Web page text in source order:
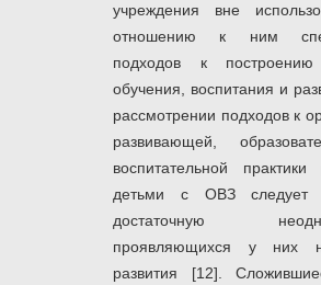
учреждения вне
отношению к ним
подходов к построению
обучения, воспитания и
рассмотрении подходов к
развивающей,
воспитательной
детьми с ОВЗ следует
достаточную
проявляющихся у них
развития [12].